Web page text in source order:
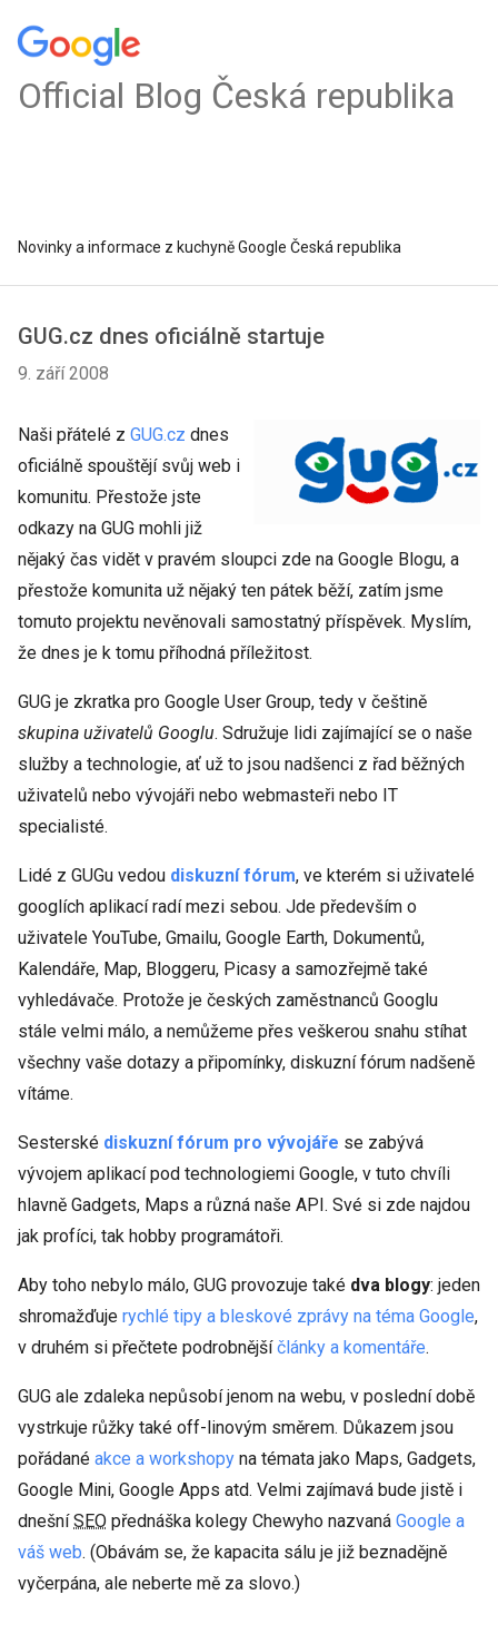
Official Blog Česká republika
Novinky a informace z kuchyně Google Česká republika
GUG.cz dnes oficiálně startuje
9. září 2008
Naši přátelé z GUG.cz dnes
oficiálně spouštějí svůj web i
komunitu. Přestože jste
odkazy na GUG mohli již
nějaký čas vidět v pravém sloupci zde na Google Blogu, a
přestože komunita už nějaký ten pátek běží, zatím jsme
tomuto projektu nevěnovali samostatný příspěvek. Myslím,
že dnes je k tomu příhodná příležitost.
GUG je zkratka pro Google User Group, tedy v češtině
skupina uživatelů Googlu. Sdružuje lidi zajímající se o naše
služby a technologie, ať už to jsou nadšenci z řad běžných
uživatelů nebo vývojáři nebo webmasteři nebo IT
specialisté.
Lidé z GUGu vedou diskuzní fórum, ve kterém si uživatelé
googlích aplikací radí mezi sebou. Jde především o
uživatele YouTube, Gmailu, Google Earth, Dokumentů,
Kalendáře, Map, Bloggeru, Picasy a samozřejmě také
vyhledávače. Protože je českých zaměstnanců Googlu
stále velmi málo, a nemůžeme přes veškerou snahu stíhat
všechny vaše dotazy a připomínky, diskuzní fórum nadšeně
vítáme.
Sesterské diskuzní fórum pro vývojáře se zabývá
vývojem aplikací pod technologiemi Google, v tuto chvíli
hlavně Gadgets, Maps a různá naše API. Své si zde najdou
jak profíci, tak hobby programátoři.
Aby toho nebylo málo, GUG provozuje také dva blogy: jeden
shromažďuje rychlé tipy a bleskové zprávy na téma Google,
v druhém si přečtete podrobnějšíčlánky a komentáře.
GUG ale zdaleka nepůsobí jenom na webu, v poslední době
vystrkuje růžky také off-linovým směrem. Důkazem jsou
pořádané akce a workshopy na témata jako Maps, Gadgets,
Google Mini, Google Apps atd. Velmi zajímavá bude jistě i
dnešníSEO přednáška kolegy Chewyho nazvaná Google a
váš web. (Obávám se, že kapacita sálu je již beznadějně
vyčerpána, ale neberte mě za slovo.)